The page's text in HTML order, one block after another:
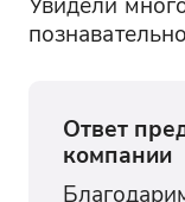
Ответ
компании